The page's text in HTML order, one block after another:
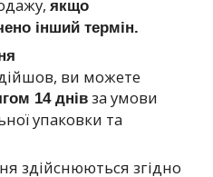
якщо
інший термін.
ви можете
14 днів за умови
упаковки та
здійснюються згідно